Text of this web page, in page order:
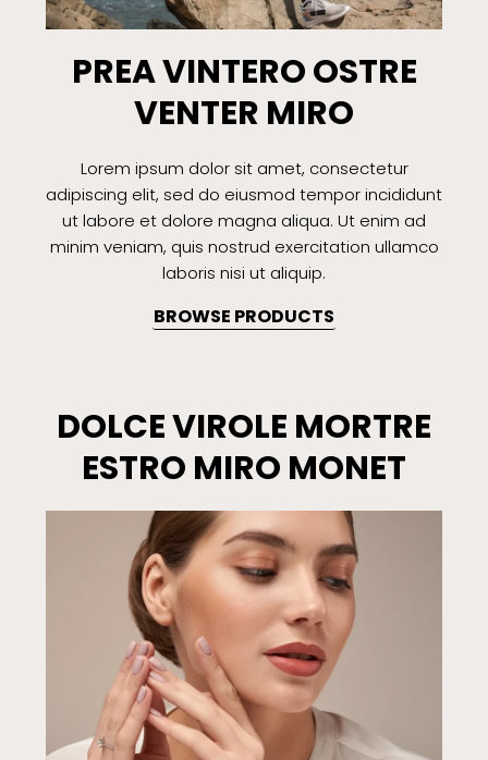
PREA VINTERO OSTRE
VENTER MIRO
Lorem ipsum dolor sit amet, consectetur
adipiscing elit, sed do eiusmod tempor incididunt
ut labore et dolore magna aliqua. Ut enim ad
minim veniam, quis nostrud exercitation ullamco
laboris nisi ut aliquip.
BROWSE PRODUCTS
DOLCE VIROLE MORTRE
ESTRO MIRO MONET